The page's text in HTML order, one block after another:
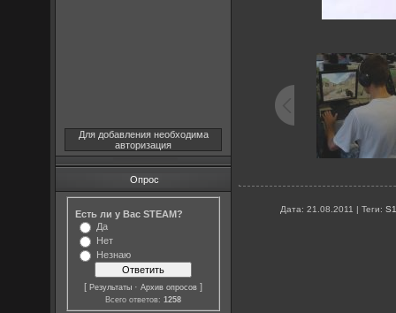
Для добавления необходима
авторизация
Опрос
Есть ли у Вас STEAM?
Да
Нет
Незнаю
[Результаты ·Архив опросов ]
Всего ответов:1258
Дата: 21.08.2011 | Теги: